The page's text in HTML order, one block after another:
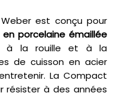
est conçu pour
porcelaine émaillée
à la rouille et à la
de cuisson en acier
La Compact
résister à des années